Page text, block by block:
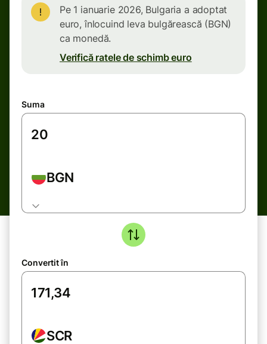
Pe 1 ianuarie 2026, Bulgaria a adoptat
euro, înlocuind leva bulgărească (BGN)
ca monedă.
Verifică ratele de schimb euro
Suma
BGN
Convertit în
SCR